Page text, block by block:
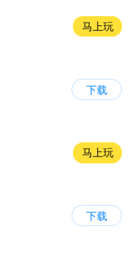
马上玩
下载
马上玩
下载